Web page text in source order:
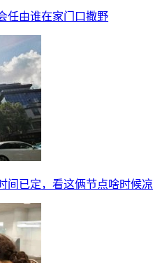
任由谁在家门口撒野
间已定，看这俩节点啥时候